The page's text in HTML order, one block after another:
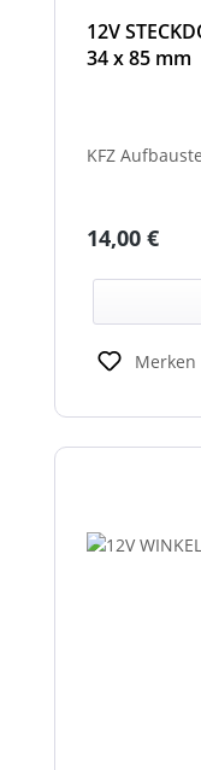
12V
34 x 85 mm
KFZ
Regulärer
14,00 €
Merken